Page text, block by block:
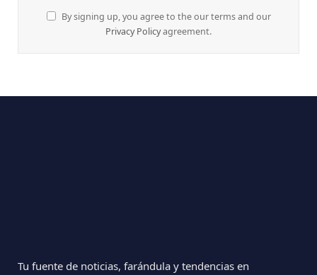
By signing up, you agree to the our terms and our
Privacy Policyagreement.
Tu fuente de noticias, farándula y tendencias en